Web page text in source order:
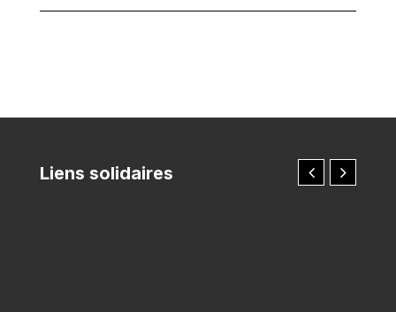
Liens solidaires